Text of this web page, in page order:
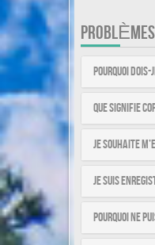
Pourquoi
Que signifie
Je souhaite
Je suis
Pourquoi ne